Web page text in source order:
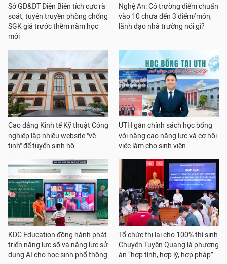
Sở GD&ĐT Điện Biên tích cực rà
soát, tuyên truyền phòng chống
SGK giả trước thềm năm học
mới
Nghệ An: Có trường điểm chuẩn
vào 10 chưa đến 3 điểm/môn,
lãnh đạo nhà trường nói gì?
Cao đẳng Kinh tế Kỹ thuật Công
nghiệp lập nhiều website "vệ
tinh" để tuyển sinh hộ
UTH gắn chính sách học bổng
với nâng cao năng lực và cơ hội
việc làm cho sinh viên
KDC Education đồng hành phát
triển năng lực số và năng lực sử
dụng AI cho học sinh phổ thông
Tổ chức thi lại cho 100% thí sinh
Chuyên Tuyên Quang là phương
án “hợp tình, hợp lý, hợp pháp”